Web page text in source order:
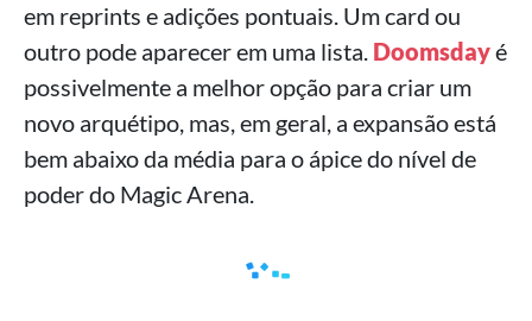
em reprints e adições pontuais. Um card ou
outro pode aparecer em uma lista. Doomsdayé
possivelmente a melhor opção para criar um
novo arquétipo, mas, em geral, a expansão está
bem abaixo da média para o ápice do nível de
poder do Magic Arena.